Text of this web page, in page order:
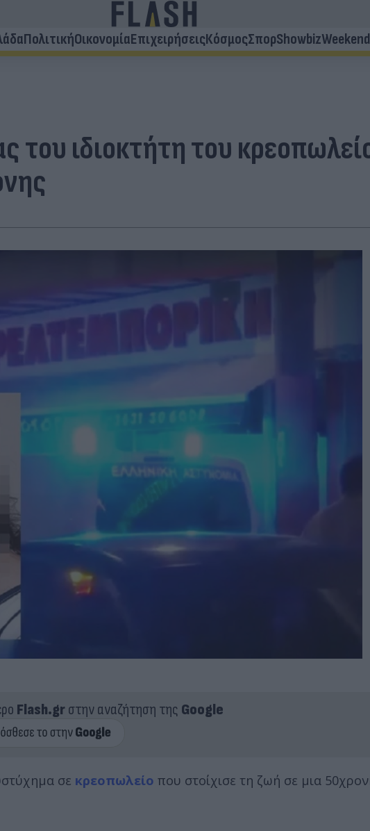
ΠολιτικήΟικονομίαΕπιχειρήσειςΚόσμοςΣπορShowbizWeekend
του ιδιοκτήτη του
Flash.grστην αναζήτηση της Google
σε κρεοπωλείο που στοίχισε τη ζωή σε μια